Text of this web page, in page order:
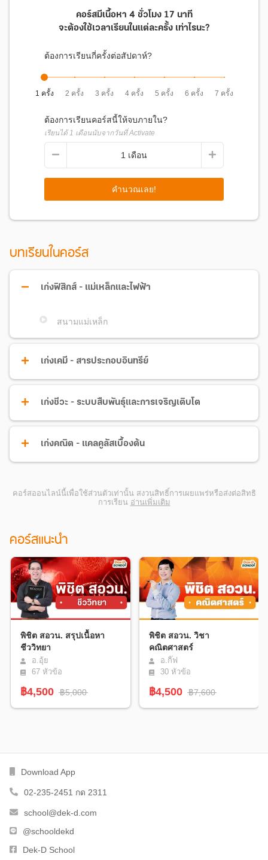
คอร์สมีเนื้อหา 4 ชั่วโมง 17 นาที
จะต้องใช้เวลาเรียนในแต่ละครั้งเท่าไรนะ?
ต้องการเรียนกี่ครั้งต่อสัปดาห์?
1 ครั้ง 2 ครั้ง 3 ครั้ง 4 ครั้ง 5 ครั้ง 6 ครั้ง 7 ครั้ง
ต้องการเรียนคอร์สนี้ให้จบภายใน?
เรียนได้1 เดือนนับจากวันที่ Activate
1 เดือน
คำนวณเลย!
บทเรียนในคอร์ส
เก่งฟิสิกส์ - แม่เหล็กและไฟฟ้า
สนามแม่เหล็ก
เก่งเคมี - สารประกอบอินทรีย์
เก่งชีวะ - ระบบสืบพันธุ์และการเจริญเติบโต
เก่งคณิต - แคลคูลัสเบื้องต้น
คอร์สออนไลน์นี้เพื่อใช้ส่วนตัวเท่านั้น สงวนสิทธิ์การเผยแพร่หรือส่งต่อสิทธิ
การเรียน อ่านเพิ่มเติม
คอร์สแนะนำ
พิชิต สอวน. สรุปเนื้อหา
ชีววิทยา
อ.อุ้ย
67หัวข้อ
฿4,500 ฿5,000
พิชิต สอวน. วิชา
คณิตศาสตร์
อ.กิ๊ฟ
30หัวข้อ
฿4,500 ฿7,600
Download App
02-235-2451 กด 2311
school@dek-d.com
@schooldekd
Dek-D School